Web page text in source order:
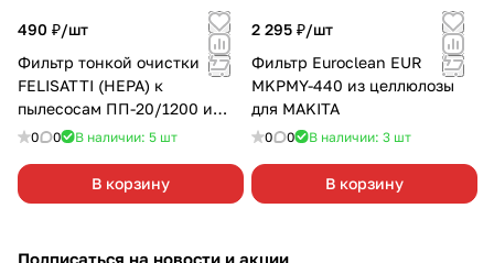
490 ₽/шт
Фильтр тонкой очистки
FELISATTI (НЕРА) к
пылесосам ПП-20/1200 и
ПП-25/1200
0 0 В наличии: 5 шт
В корзину
2 295 ₽/шт
Фильтр Euroclean EUR
MKPMY-440 из целлюлозы
для MAKITA
0 0 В наличии: 3 шт
В корзину
Подписаться на новости и акции